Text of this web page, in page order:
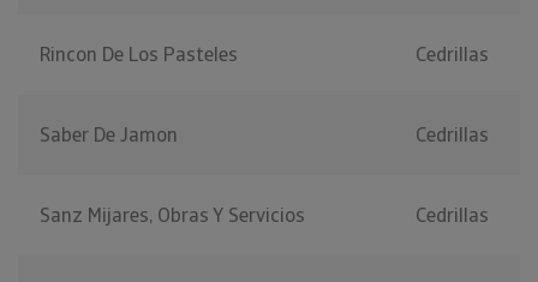
Rincon De Los Pasteles Cedrillas
Saber De Jamon Cedrillas
Sanz Mijares, Obras Y Servicios Cedrillas